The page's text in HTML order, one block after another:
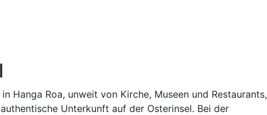
Hanga Roa, unweit von Kirche, Museen und Restaurants,
Unterkunft auf der Osterinsel. Bei der